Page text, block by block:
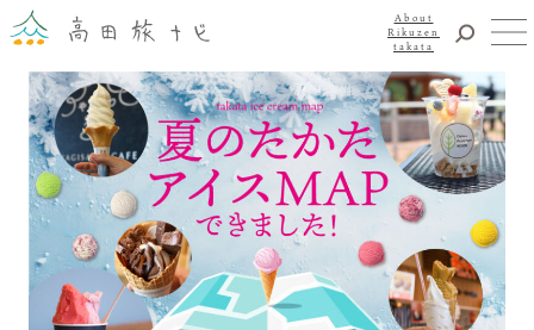
About Rikuzentakata
About
Rikuzen
takata
観光
体験
震災復興
食事・グルメ
宿泊
イベント
アクセス